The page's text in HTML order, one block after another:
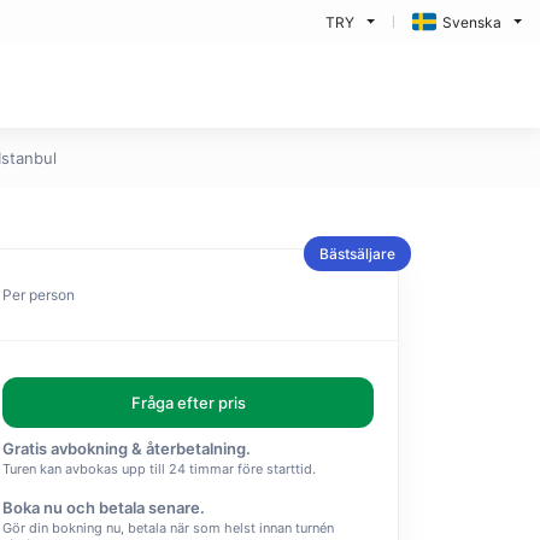
TRY Svenska
Bästsäljare
Per person
Fråga efter pris
Gratis avbokning & återbetalning.
Turen kan avbokas upp till 24 timmar före starttid.
Boka nu och betala senare.
Gör din bokning nu, betala när som helst innan turnén